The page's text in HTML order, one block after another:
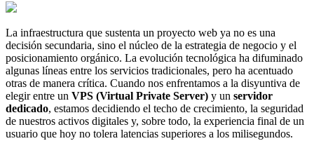
La infraestructura que sustenta un proyecto web ya no es una
decisión secundaria, sino el núcleo de la estrategia de negocio y el
posicionamiento orgánico. La evolución tecnológica ha difuminado
algunas líneas entre los servicios tradicionales, pero ha acentuado
otras de manera crítica. Cuando nos enfrentamos a la disyuntiva de
elegir entre un VPS (Virtual Private Server) y un servidor
dedicado, estamos decidiendo el techo de crecimiento, la seguridad
de nuestros activos digitales y, sobre todo, la experiencia final de un
usuario que hoy no tolera latencias superiores a los milisegundos.